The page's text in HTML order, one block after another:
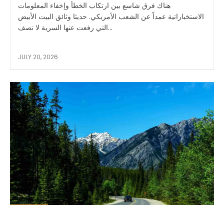
هناك فرق شاسع بين ارتكاب الخطأ وإخفاء المعلومات
الاستخباراتية عمداً عن الشعب الأمريكي. حديثا وثائق البيت الأبيض
التي رفعت عنها السرية لا تصف...
JULY 20, 2026